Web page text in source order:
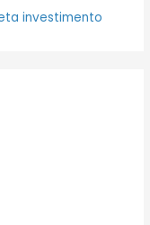
investimento